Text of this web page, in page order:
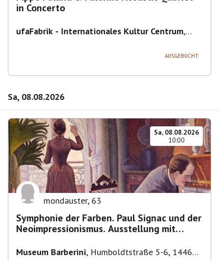
in Concerto
ufaFabrik - Internationales Kultur Centrum,
AUSGEBUCHT
Sa, 08.08.2026
Sa, 08.08.2026
10:00
mondauster, 63
Symphonie der Farben. Paul Signac und der
Neoimpressionismus. Ausstellung mit
Museum Barberini, Humboldtstraße 5-6, 14467